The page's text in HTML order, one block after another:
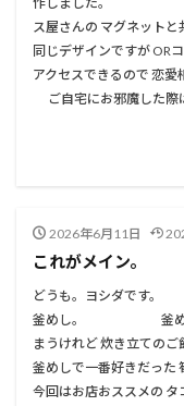
ス屋さんの マグネッ
同じデザインですが OR
アクセスできるので
ご自宅にお邪魔した際
2026年6月11日
これがメイン。
どうも。ヨシダです
釜めし。 釜めしが炊
まうけれど 炊き立て
釜めしで一番好きだった
今回はお店おスス